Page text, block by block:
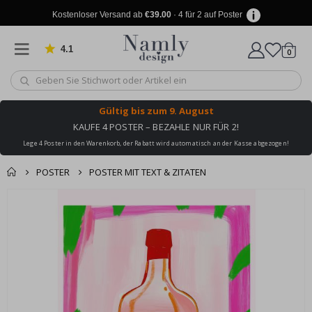
Kostenloser Versand ab €39.00· 4 für 2 auf Poster
4.1 von 1032 Bewertungen
Wagen
0
Gültig bis zum 9. August
KAUFE 4 POSTER – BEZAHLE NUR FÜR 2!
Lege 4 Poster in den Warenkorb, der Rabatt wird automatisch an der Kasse abgezogen!
POSTER POSTER MIT TEXT & ZITATEN
Produkt zum
Warenkorb
hinzugefügt ✔️
Kostenloser Versand
erreicht!
Wagen